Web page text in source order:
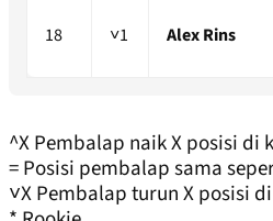
18 ˅1 Alex Rins
^X Pembalap naik X posisi di
= Posisi pembalap sama
˅X Pembalap turun X posisi